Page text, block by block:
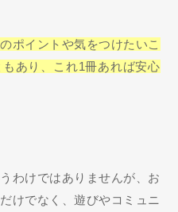
ポイントや気をつけたいこ
あり、これ1冊あれば安心
わけではありませんが、お
けでなく、遊びやコミュニ